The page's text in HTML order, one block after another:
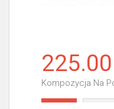
225.00
Kompozycja Na